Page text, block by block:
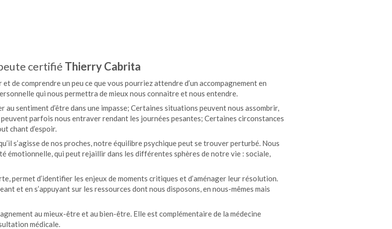
certifié Thierry Cabrita
de comprendre un peu ce que vous pourriez attendre d’un accompagnement en
qui nous permettra de mieux nous connaitre et nous entendre.
sentiment d’être dans une impasse; Certaines situations peuvent nous assombrir,
parfois nous entraver rendant les journées pesantes; Certaines circonstances
chant d’espoir.
s’agisse de nos proches, notre équilibre psychique peut se trouver perturbé. Nous
émotionnelle, qui peut rejaillir dans les différentes sphères de notre vie : sociale,
permet d’identifier les enjeux de moments critiques et d’aménager leur résolution.
et en s’appuyant sur les ressources dont nous disposons, en nous-mêmes mais
au mieux-être et au bien-être. Elle est complémentaire de la médecine
médicale.